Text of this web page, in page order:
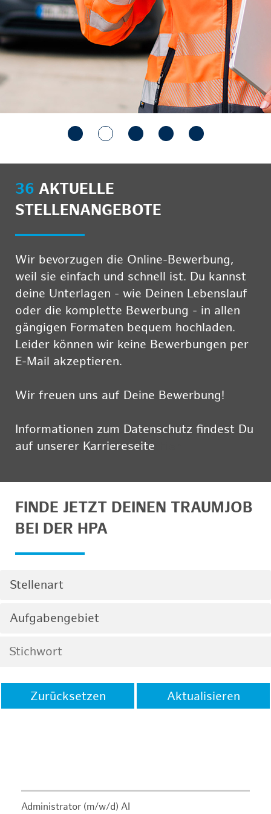
36 AKTUELLE
STELLENANGEBOTE
Wir bevorzugen die Online-Bewerbung,
weil sie einfach und schnell ist. Du kannst
deine Unterlagen - wie Deinen Lebenslauf
oder die komplette Bewerbung - in allen
gängigen Formaten bequem hochladen.
Leider können wir keine Bewerbungen per
E-Mail akzeptieren.
Wir freuen uns auf Deine Bewerbung!
Informationen zum Datenschutz findest Du
auf unserer Karriereseite
FINDE JETZT DEINEN TRAUMJOB
BEI DER HPA
Stellenart
Aufgabengebiet
Zurücksetzen Aktualisieren
Administrator (m/w/d) AI